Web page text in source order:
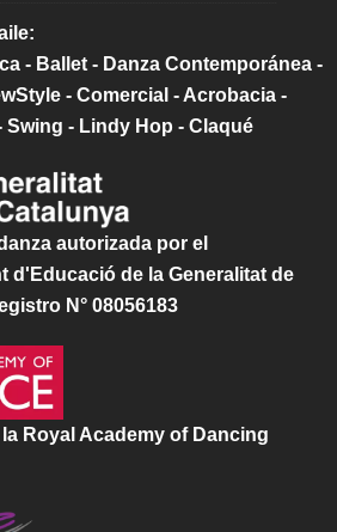
- Ballet - Danza Contemporánea -
- Comercial - Acrobacia -
Swing - Lindy Hop - Claqué
autorizada por el
d'Educació de la Generalitat de
N° 08056183
la Royal Academy of Dancing